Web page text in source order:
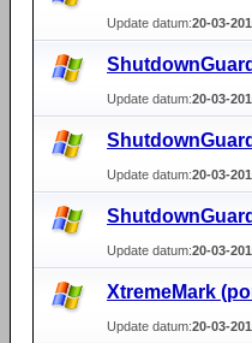
Update datum:20-03-
Update datum:20-03-
Update datum:20-03-
Update datum:20-03-
XtremeMark
Update datum:20-03-